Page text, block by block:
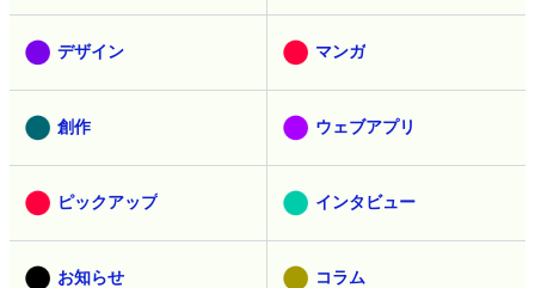
デザイン マンガ
創作 ウェブアプリ
ピックアップ インタビュー
お知らせ コラム